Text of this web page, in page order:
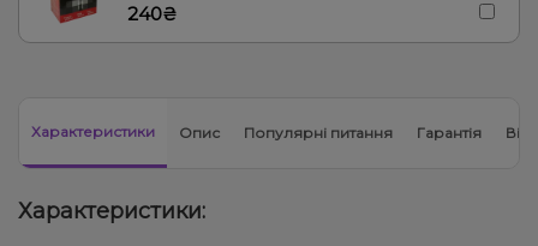
240₴
Характеристики Опис Популярні питання Гарантія
Характеристики: